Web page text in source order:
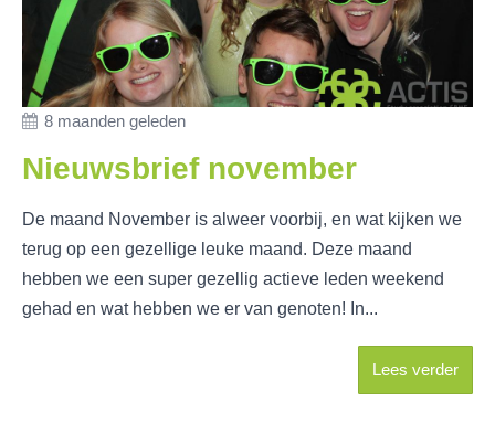
8 maanden geleden
Nieuwsbrief november
De maand November is alweer voorbij, en wat kijken we
terug op een gezellige leuke maand. Deze maand
hebben we een super gezellig actieve leden weekend
gehad en wat hebben we er van genoten! In...
Lees verder